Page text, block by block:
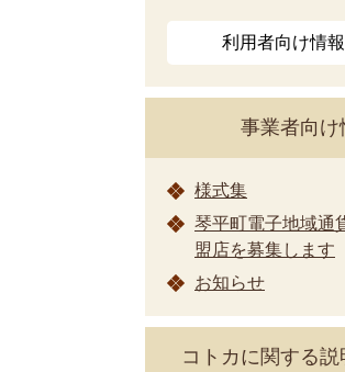
利用者向け情
事業者向け
様式集
琴平町電子地域通
盟店を募集します
お知らせ
コトカに関する説